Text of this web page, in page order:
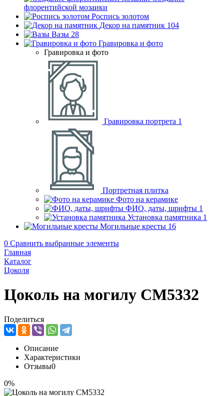
флорентийской мозаики
Роспись золотом
Декор на памятник 104
Вазы 28
Гравировка и фото
Гравировка и фото
Гравировка портрета 1
Портретная плитка
Фото на керамике
ФИО, даты, шрифты 1
Установка памятника 1
Могильные кресты 16
0 Сравнить выбранные элементы
Главная
Каталог
Цоколя
Цоколь на могилу CM5332
Поделиться
Описание
Характеристики
Отзывы0
0%